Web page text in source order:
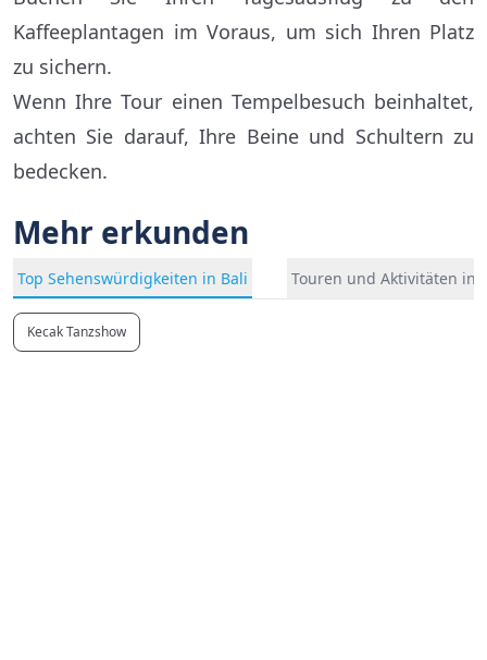
Kaffeeplantagen im Voraus, um sich Ihren Platz
zu sichern.
Wenn Ihre Tour einen Tempelbesuch beinhaltet,
achten Sie darauf, Ihre Beine und Schultern zu
bedecken.
Mehr erkunden
Top Sehenswürdigkeiten in Bali Touren und Aktivitäten in
Kecak Tanzshow